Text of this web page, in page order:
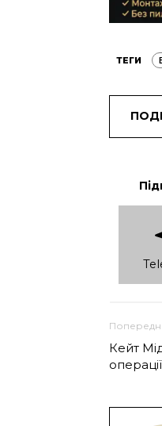
ТЕГИ
Кейт
операції